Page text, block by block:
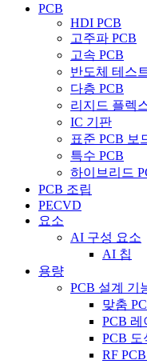
PCB
HDI PCB
고주파 PCB
고속 PCB
반도체 테스
다층 PCB
리지드 플렉
IC 기판
표준 PCB 보
특수 PCB
하이브리드
PCB 조립
PECVD
요소
AI 구성 요소
AI 칩
용량
PCB 설계 기
맞춤
PCB 레
PCB 도
RF